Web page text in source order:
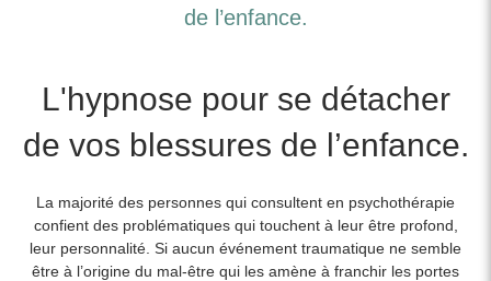
de l’enfance.
L'hypnose pour se détacher
de vos blessures de l’enfance.
La majorité des personnes qui consultent en psychothérapie
confient des problématiques qui touchent à leur être profond,
leur personnalité. Si aucun événement traumatique ne semble
être à l’origine du mal-être qui les amène à franchir les portes